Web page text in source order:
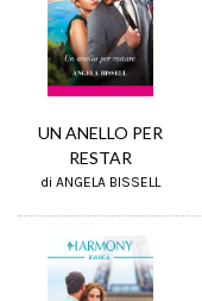
UN ANELLO PER
RESTAR
di ANGELA BISSELL